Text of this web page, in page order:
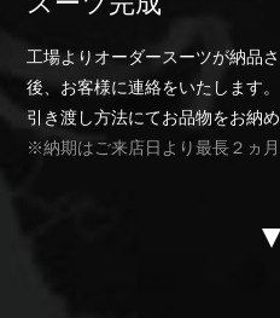
工場よりオーダースーツが納品
後、お客様に連絡をいたします
引き渡し方法にてお品物をお納
※納期はご来店日より最長２ヵ月